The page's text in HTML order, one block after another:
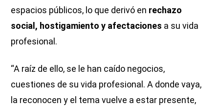
espacios públicos, lo que derivó en rechazo
social, hostigamiento y afectaciones a su vida
profesional.
“A raíz de ello, se le han caído negocios,
cuestiones de su vida profesional. A donde vaya,
la reconocen y el tema vuelve a estar presente,